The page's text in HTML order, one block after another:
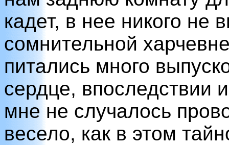
кадет, в нее никого не
сомнительной
питались много
сердце, впоследствии
мне не случалось
весело, как в этом